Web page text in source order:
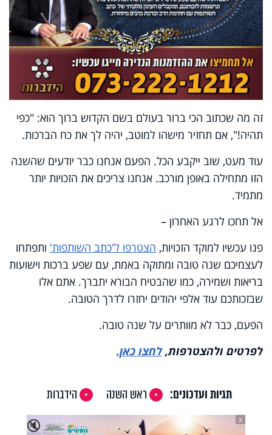
זה מה שכתוב הכי ברור בעולם בשם הקדוש ברוך הוא: "כפי
תהיה!", אם תחזיר מישהו למוטב, יהיה לך את כח הברכות.
עוד מעט, שוב ייקבע הכל. הפעם אנחנו כבר יודעים שהשנה
הזו מתחילה באופן מורכב. אנחנו צריכים את הזכויות יותר
מתמיד.
אל תחכו לרגע האחרון –
פנו עכשיו למוקד הזכויות, הצטרפו ל'כתב השותפות' ותפתחו
לעצמיכם שנה טובה ומתוקה באמת, עם שפע ברכות וישועות
בריאות ושמירה, כמו שהבטיח הבורא יתברך. אתם אלו
שבזכותכם עוד אלפי יהודים יחזרו לדרך הטובה.
הפעם, כבר לא מוותרים על שנה טובה.
לפרטים ולהצטרפות,לחצו כאן.
תגיות ועדכונים: ראש השנה
הידברות
🔇
X